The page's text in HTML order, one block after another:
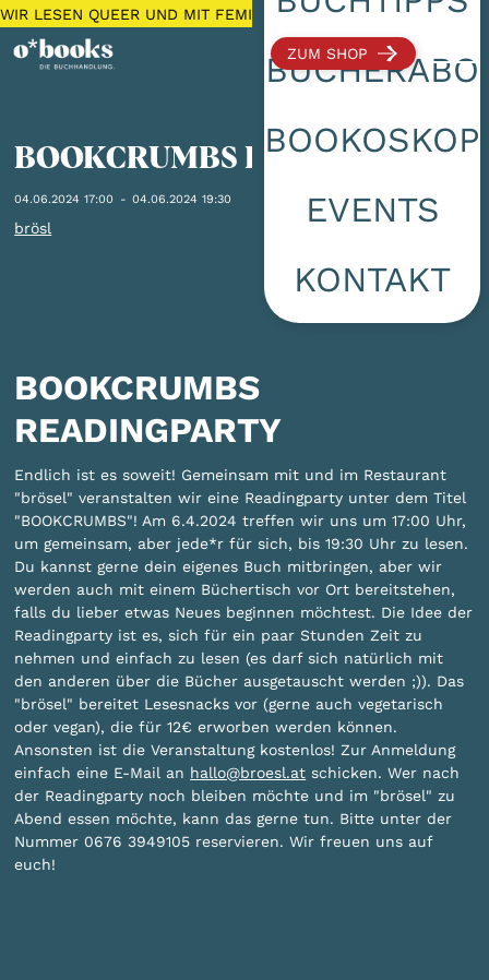
WIR LESEN QUEER UND MIT FEMINISTISCHEM FOKUS 🌈
ZUM SHOP
BÜCHERABO
BOOKOSKOP
EVENTS
KONTAKT
BOOKCRUMBS Readingparty
04.06.2024 17:00 - 04.06.2024 19:30
brösl
BOOKCRUMBS
READINGPARTY
Endlich ist es soweit! Gemeinsam mit und im Restaurant
"brösel" veranstalten wir eine Readingparty unter dem Titel
"BOOKCRUMBS"! Am 6.4.2024 treffen wir uns um 17:00 Uhr,
um gemeinsam, aber jede*r für sich, bis 19:30 Uhr zu lesen.
Du kannst gerne dein eigenes Buch mitbringen, aber wir
werden auch mit einem Büchertisch vor Ort bereitstehen,
falls du lieber etwas Neues beginnen möchtest. Die Idee der
Readingparty ist es, sich für ein paar Stunden Zeit zu
nehmen und einfach zu lesen (es darf sich natürlich mit
den anderen über die Bücher ausgetauscht werden ;)). Das
"brösel" bereitet Lesesnacks vor (gerne auch vegetarisch
oder vegan), die für 12€ erworben werden können.
Ansonsten ist die Veranstaltung kostenlos! Zur Anmeldung
einfach eine E-Mail an hallo@broesl.at schicken. Wer nach
der Readingparty noch bleiben möchte und im "brösel" zu
Abend essen möchte, kann das gerne tun. Bitte unter der
Nummer 0676 3949105 reservieren. Wir freuen uns auf
euch!